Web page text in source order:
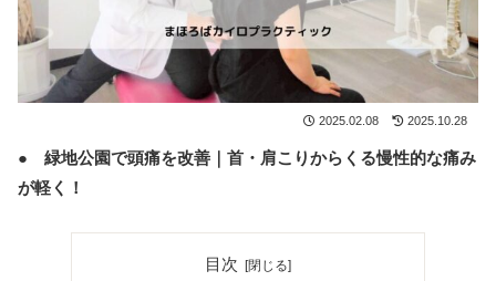
2025.02.08 2025.10.28
● 緑地公園で頭痛を改善｜首・肩こりからくる慢性的な痛み
が軽く！
目次